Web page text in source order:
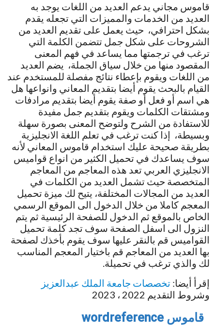
قاموس مجاني يدعم العديد من اللغات يوجد به
العديد من الخدمات والمميزات التي تجعله يقدم
بشكل احترافي، حيث يعمل على تقديم العديد من
الشروحات على شكل جمل تتضمن الكلمة التي
ترغب في ترجمتها مما يساعد في فهم المعنى
المقصود منها من خلال سياق الجملة، يضم العديد
من اللغات ويقوم بإعطاء نتائج مفصلة للمستخدم عند
القيام بالبحث يقوم أيضا بتقديم المعاني وانواعها هل
هي اسم أو فعل أو صفة يقوم أيضا بتقديم مرادفات
ومشتقات الكلمات ويقوم بتقديم جمل مفيدة
للاستفادة من الشرح ولتوضح المعنى بصورة سهلة
وبسيطة، إذا كنت ترغب في تعلم اللغة الانجليزية
بطريقة صحيحة عليك استخدام قاموس المعاني لأنه
سوف يساعدك في تحميل الكثير من انواع قواميس
الانجليزي العربي تعد هذه المعاجم من المعاجم
المتخصصة حيث تشمل العديد من الكلمات في
العديد من المجالات المختلفة، يتيح لك ميزة تحميل
المعجم كاملا من خلال الدخول الى الموقع الرسمي
الخاص بالموقع ثم الدخول للصفحة الرئيسية ثم يتم
النزول الى اسفل الصفحة سوف تجد كلمة تحميل
القواميس قم بالنقر عليها سوف يقوم بأخذك لصفحة
بها العديد من المعاجم قم باختيار المعجم المناسب
لك والذي ترغب في تحميلة.
إقرأ أيضا: تخصصات جامعة الملك عبدالعزيز
وشروط التقديم 2022 ، 2023
قاموس wordreference